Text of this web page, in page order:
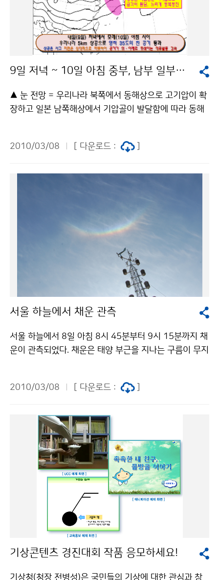
010년 3월 6일부터 3월 18일이며, 제출서류는 기상청
홈페이지 알림판의 지원서를 내려받아 이메일(ksroh98
08@korea.kr) 및 우편으로 접수하면 된다. 서류심사를
거쳐 최종 합격자를 2010년 3월 22일 기상청 홈페이지
ylove) 를 통해 공지한다. 여러분의 소중한 경험과 열정을
경숙 2181-0359기상청 이(가) 창작한 기상청 블로그
기자의 문을 두드리세요! 저작물은 "공공누리" 출처표시-
9일 저녁 ~ 10일 아침 중부, 남부 일부지방 많은 눈
▲ 눈 전망 = 우리나라 북쪽에서 동해상으로 고기압이 확
장하고 일본 남쪽해상에서 기압골이 발달함에 따라 동해
산지에서는 흐리고 눈 또는 비가 내리고 있으며, 10일까
지방으로 확대되겠으나, 낮 동안은 강수가 약하고 일시 소
강상태를 보이는 곳도 있겠고, 대부분 지방이 영상의 기온
분포로 눈이 쌓이는 양은 많지 않겠다. 그러나, 9일 저녁
부터 10일 아침사이에는 상층 한기가 접근하면서 강한
바람과 함께 기온이 떨어져 비가 눈으로 바뀌고, 기압골이
강화되면서 국지적으로 돌풍을 동반한 강한 눈이 내려 중
온 전망= 몽골부근의 찬 대륙고기압이 우리나라로 서서
기온(서울 아침 최저기온 0~1도, 낮 최고기온 영상 8~9
도) 보다 2~5도 낮아지고, 아침 최저기온은 중부지방을
추워지겠다. 바람도 다소 강하게 불어 체감온도는 영하권
는 평년(1970~2000) 기온 수준으로 높아지겠다. [ 서울
지방 기온예보 ] 날짜 9일(화) 10일(수) 11일(목) 12일
(금) 아침 최저기온 1 -2 -3 1 평년 -0.2 0.0 -0.3 0.1
낮 최고기온 4 4 7 9 평년 9.1 7.9 8.2 8.1 문의 : 131
기상콜센터기상청 이(가) 창작한 9일 저녁 ~ 10일 아침
중부, 남부 일부지방 많은 눈 저작물은 "공공누리" 출처표
시-상업적이용금지 조건에 따라 이용 할 수 있습니다.
2010/03/08 [ 다운로드 :
서울 하늘에서 채운 관측
서울 하늘에서 8일 아침 8시 45분부터 9시 15분까지 채
운이 관측되었다. 채운은 태양 부근을 지나는 구름이 무지
어 있는 상태에서 작은 얼음 알갱이 또는 물방울에 의한
크기, 분포상태 등에 따라 색채가 변하며 높은 구름에서
볼 수 있다. 회절이란 파동이 장애물의 뒤쪽으로 돌아 들
어가는 현상이고 간섭이란 둘 또는 그 이상의 파동이 서로
만났을 때 중첩의 원리에 따라서 서로 더해지면서 나타나
는 현상이다. 문의: 관측운영과 고정웅 736-1919기상청
이(가) 창작한 서울 하늘에서 채운 관측 저작물은 "공공누
리" 출처표시-상업적이용금지 조건에 따라 이용 할 수 있
2010/03/08 [ 다운로드 :
기상콘텐츠 경진대회 작품 응모하세요!
기상청(청장 전병성)은 국민들의 기상에 대한 관심과 참